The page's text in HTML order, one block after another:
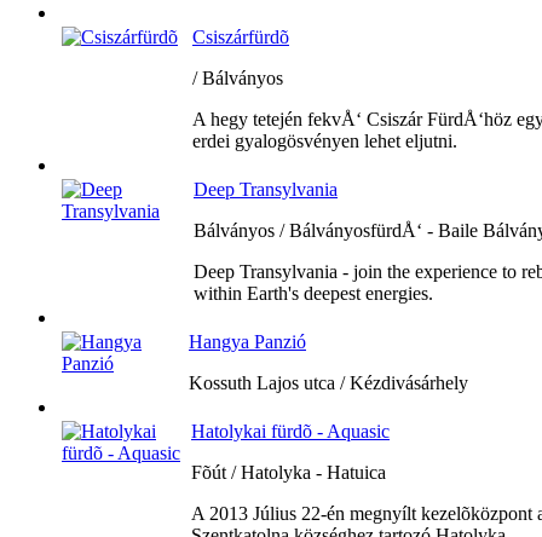
Csiszárfürdõ
/ Bálványos
A hegy tetején fekvÅ‘ Csiszár FürdÅ‘höz
erdei gyalogösvényen lehet eljutni.
Deep Transylvania
Bálványos / BálványosfürdÅ‘ - Baile
Deep Transylvania - join the experience to
within Earth's deepest energies.
Hangya Panzió
Kossuth Lajos utca / Kézdivásárhely
Hatolykai fürdõ - Aquasic
Fõút / Hatolyka - Hatuica
A 2013 Július 22-én megnyílt kezelõközpont